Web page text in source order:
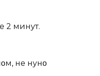
2 минут.
не нуҗнο